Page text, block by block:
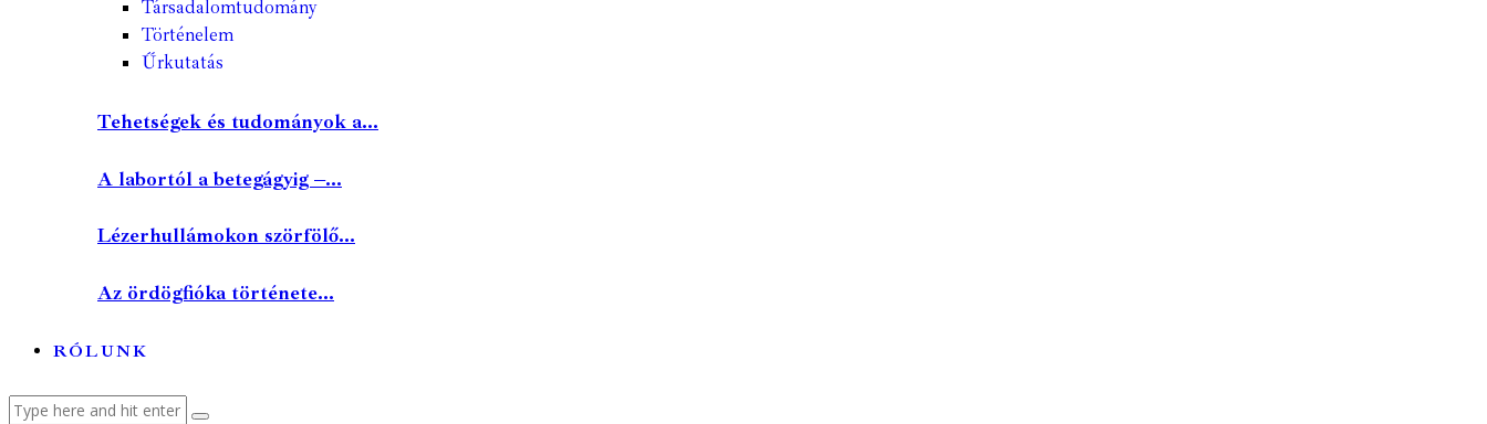
Társadalomtudomány
Történelem
Űrkutatás
Tehetségek és tudományok a...
A labortól a betegágyig –...
Lézerhullámokon szörfölő...
Az ördögfióka története...
RÓLUNK